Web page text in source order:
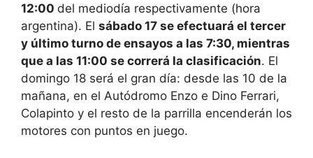
12:00 del mediodía respectivamente (hora
argentina). El sábado 17 se efectuará el tercer
y último turno de ensayos a las 7:30, mientras
que a las 11:00 se correrá la clasificación. El
domingo 18 será el gran día: desde las 10 de la
mañana, en el Autódromo Enzo e Dino Ferrari,
Colapinto y el resto de la parrilla encenderán los
motores con puntos en juego.